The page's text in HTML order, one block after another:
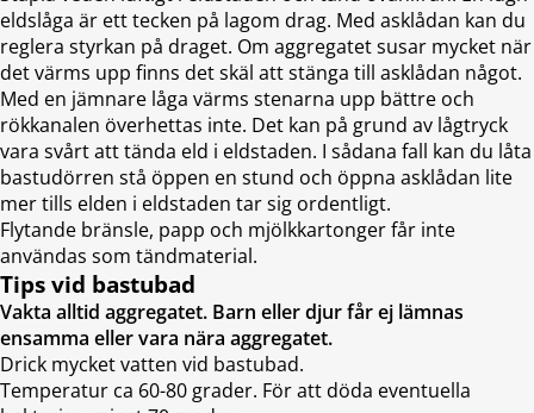
eldslåga är ett tecken på lagom drag. Med asklådan kan du
reglera styrkan på draget. Om aggregatet susar mycket när
det värms upp finns det skäl att stänga till asklådan något.
Med en jämnare låga värms stenarna upp bättre och
rökkanalen överhettas inte. Det kan på grund av lågtryck
vara svårt att tända eld i eldstaden. I sådana fall kan du låta
bastudörren stå öppen en stund och öppna asklådan lite
mer tills elden i eldstaden tar sig ordentligt.
Flytande bränsle, papp och mjölkkartonger får inte
användas som tändmaterial.
Tips vid bastubad
Vakta alltid aggregatet. Barn eller djur får ej lämnas
ensamma eller vara nära aggregatet.
Drick mycket vatten vid bastubad.
Temperatur ca 60-80 grader. För att döda eventuella